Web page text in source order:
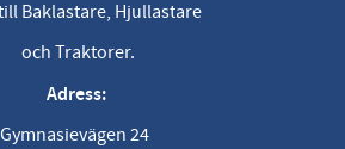
Baklastare, Hjullastare
och Traktorer.
Adress:
Gymnasievägen 24